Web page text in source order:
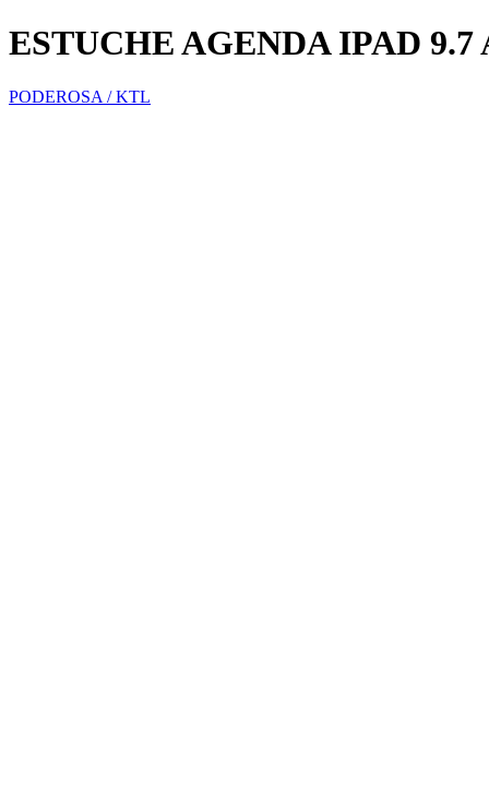
ESTUCHE AGENDA IPAD
PODEROSA / KTL